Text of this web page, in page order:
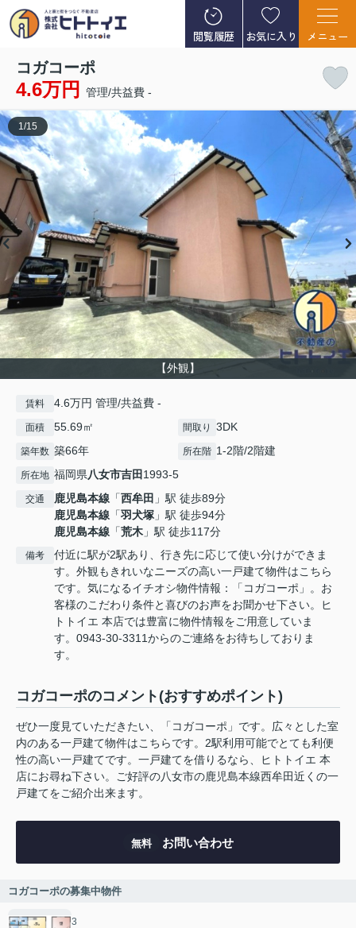
閲覧履歴 お気に入り メニュー
コガコーポ
4.6万円 管理/共益費 -
【外観】
1 /15
賃料 4.6万円 管理/共益費 -
面積 55.69㎡ 間取り 3DK
築年数 築66年 所在階 1-2階/2階建
所在地 福岡県八女市吉田 1993-5
交通 鹿児島本線 「西牟田 」駅 徒歩89分
鹿児島本線 「羽犬塚 」駅 徒歩94分
鹿児島本線 「荒木 」駅 徒歩117分
備考
付近に駅が2駅あり、行き先に応じて使い分けができま
す。外観もきれいなニーズの高い一戸建て物件はこちら
です。気になるイチオシ物件情報：「コガコーポ」。お
客様のこだわり条件と喜びのお声をお聞かせ下さい。ヒ
トトイエ 本店では豊富に物件情報をご用意していま
す。0943-30-3311からのご連絡をお待ちしておりま
す。
コガコーポのコメント(おすすめポイント)
ぜひ一度見ていただきたい、「コガコーポ」です。広々とした室
内のある一戸建て物件はこちらです。2駅利用可能でとても利便
性の高い一戸建てです。一戸建てを借りるなら、ヒトトイエ 本
店にお尋ね下さい。ご好評の八女市の鹿児島本線西牟田近くの一
戸建てをご紹介出来ます。
無料 お問い合わせ
コガコーポの募集中物件
3